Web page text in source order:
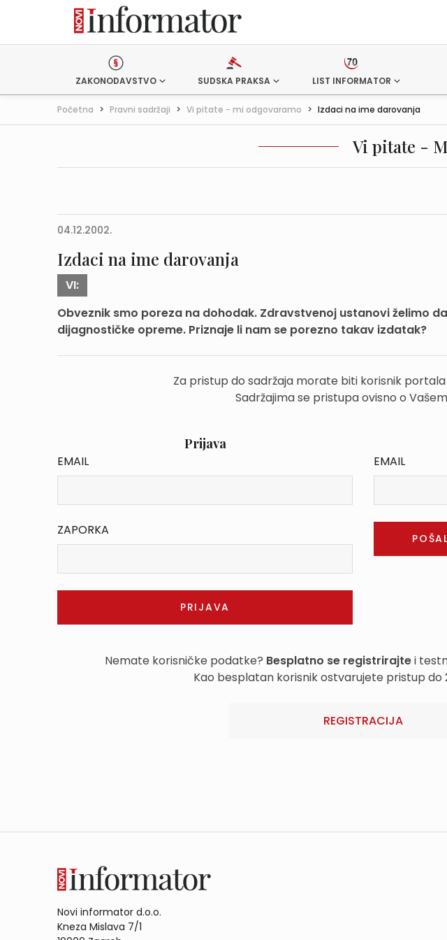
ZAKONODAVSTVO SUDSKA PRAKSA LIST INFORMATOR
Početna > Pravni sadržaji > Vi pitate - mi odgovaramo > Izdaci na ime darovanja
Vi pitate -
04.12.2002.
Izdaci na ime darovanja
VI:
Obveznik smo poreza na dohodak. Zdravstvenoj ustanovi želimo
dijagnostičke opreme. Priznaje li nam se porezno takav izdatak?
Za pristup do sadržaja morate biti korisnik
Sadržajima se pristupa ovisno o
Prijava
EMAIL
ZAPORKA
EMAIL
Nemate korisničke podatke? Besplatno se registrirajtei
Kao besplatan korisnik ostvarujete pristup do
REGISTRACIJA
Novi informator d.o.o.
Kneza Mislava 7/1